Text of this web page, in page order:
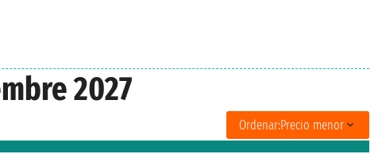
2027
Ordenar:Precio menor